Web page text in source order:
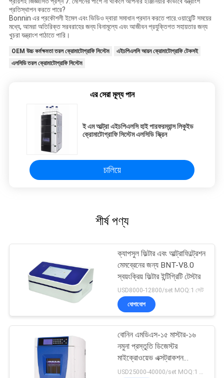
প্রতিস্থাপন করতে পারে?
Bonnin এর প্রকৌশলী ইমেল এবং ভিডিও দ্বারা সমাধান প্রদান করতে পারে.ওয়ারেন্টি সময়ের
মধ্যে, আমরা অতিরিক্ত সরবরাহের জন্য বিনামূল্যে এবং আজীবন প্রযুক্তিগত সহায়তার জন্য
খুচরা যন্ত্রাংশ পাঠাতে পারি।
OEM উচ্চ কর্মক্ষমতা তরল ক্রোমাটোগ্রাফি সিস্টেম
এইচপিএলসি আয়ন ক্রোমাটোগ্রাফি টেকসই
এলসিডি তরল ক্রোমাটোগ্রাফি সিস্টেম
এর সেরা মূল্য পান
ই এম আল্ট্রা এইচপিএলসি হাই পারফরম্যান্স লিকুইড
ক্রোমাটোগ্রাফি সিস্টেম এলসিডি স্ক্রিন
চালিয়ে
শীর্ষ পণ্য
ক্যাপসুল ফিল্টার এবং আল্ট্রাফিল্ট্রেশন
মেমব্রেনের জন্য BNT-V8.0
স্বয়ংক্রিয় ফিল্টার ইন্টিগ্রিটি টেস্টার
USD8000-12800/set MOQ:1 সেট
যোগাযোগ
বোনিন এমডিএস-১৫ মাস্টার-১৬
নমুনা প্রস্তুতি ডিজেস্টর
মাইক্রোওয়েভ এক্সট্রাকশন
ডিজেস্টর সিস্টেম
USD25000-40000/set MOQ:1 সেট